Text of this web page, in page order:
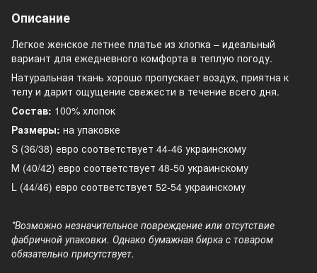
Описание
Легкое женское летнее платье из хлопка – идеальный
вариант для ежедневного комфорта в теплую погоду.
Натуральная ткань хорошо пропускает воздух, приятна к
телу и дарит ощущение свежести в течение всего дня.
Состав: 100% хлопок
Размеры: на упаковке
S (36/38) евро соответствует 44-46 украинскому
М (40/42) евро соответствует 48-50 украинскому
L (44/46) евро соответствует 52-54 украинскому
*Возможно незначительное повреждение или отсутствие
фабричной упаковки. Однако бумажная бирка с товаром
обязательно присутствует.